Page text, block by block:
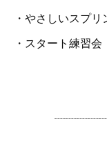
・やさしいスプ
・スタート練習会